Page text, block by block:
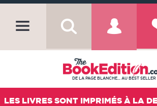
DE LA PAGE BLANCHE... AU BEST SELLER
LES LIVRES SONT IMPRIMÉS À LA